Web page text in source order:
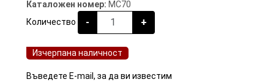
Каталожен номер: MC70
Количество
- +
Изчерпана наличност
Въведете E-mail, за да ви известим